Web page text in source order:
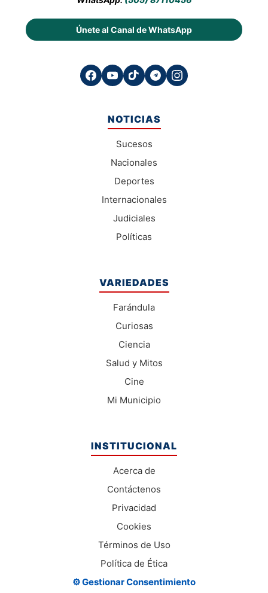
Únete al Canal de WhatsApp
NOTICIAS
Sucesos
Nacionales
Deportes
Internacionales
Judiciales
Políticas
VARIEDADES
Farándula
Curiosas
Ciencia
Salud y Mitos
Cine
Mi Municipio
INSTITUCIONAL
Acerca de
Contáctenos
Privacidad
Cookies
Términos de Uso
Política de Ética
⚙️ Gestionar Consentimiento